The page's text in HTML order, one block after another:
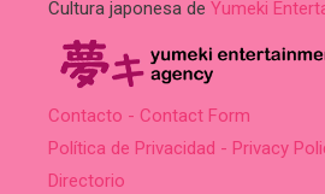
Cultura japonesa de Yumeki
Contacto - Contact Form
Política de Privacidad - Privacy
Directorio